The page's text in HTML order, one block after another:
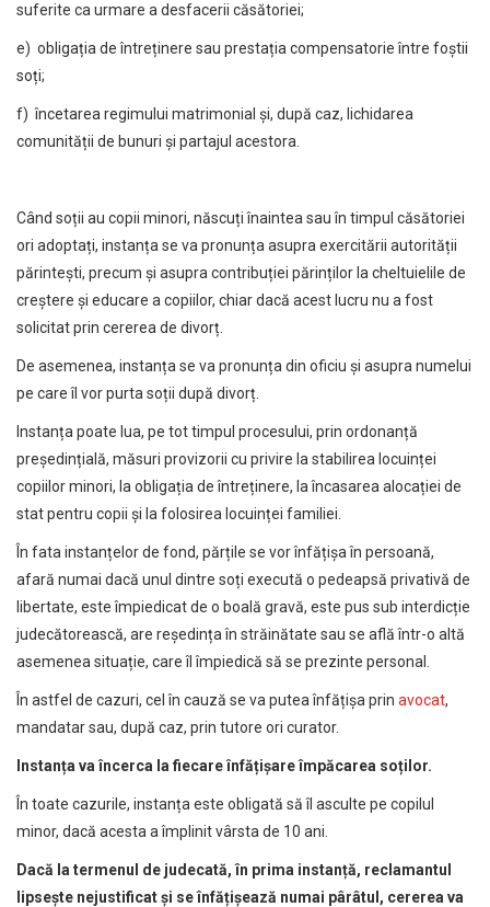
suferite ca urmare a desfacerii căsătoriei;
e) obligația de întreținere sau prestația compensatorie între foștii
soți;
f) încetarea regimului matrimonial și, după caz, lichidarea
comunității de bunuri și partajul acestora.
Când soții au copii minori, născuți înaintea sau în timpul căsătoriei
ori adoptați, instanța se va pronunța asupra exercitării autorității
părintești, precum și asupra contribuției părinților la cheltuielile de
creștere și educare a copiilor, chiar dacă acest lucru nu a fost
solicitat prin cererea de divorț.
De asemenea, instanța se va pronunța din oficiu și asupra numelui
pe care îl vor purta soții după divorț.
Instanța poate lua, pe tot timpul procesului, prin ordonanță
președințială, măsuri provizorii cu privire la stabilirea locuinței
copiilor minori, la obligația de întreținere, la încasarea alocației de
stat pentru copii și la folosirea locuinței familiei.
În fata instanțelor de fond, părțile se vor înfățișa în persoană,
afară numai dacă unul dintre soți execută o pedeapsă privativă de
libertate, este împiedicat de o boală gravă, este pus sub interdicție
judecătorească, are reședința în străinătate sau se află într-o altă
asemenea situație, care îl împiedică să se prezinte personal.
În astfel de cazuri, cel în cauză se va putea înfățișa prin avocat,
mandatar sau, după caz, prin tutore ori curator.
Instanța va încerca la fiecare înfățișare împăcarea soților.
În toate cazurile, instanța este obligată să îl asculte pe copilul
minor, dacă acesta a împlinit vârsta de 10 ani.
Dacă la termenul de judecată, în prima instanță, reclamantul
lipsește nejustificat și se înfățișează numai pârâtul, cererea va